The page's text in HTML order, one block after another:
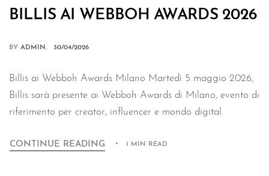
BILLIS AI WEBBOH AWARDS 2026
BY ADMIN 30/04/2026
Billis ai Webboh Awards Milano Martedì 5 maggio 2026,
Billis sarà presente ai Webboh Awards di Milano, evento di
riferimento per creator, influencer e mondo digital.
CONTINUE READING 1 MIN READ